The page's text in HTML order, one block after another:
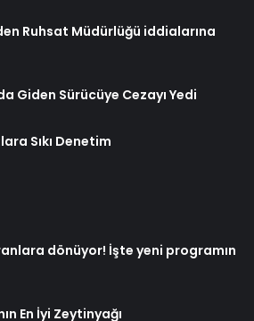
Ruhsat Müdürlüğü iddialarına
Giden Sürücüye Cezayı Yedi
Sıkı Denetim
dönüyor! İşte yeni programın
En İyi Zeytinyağı